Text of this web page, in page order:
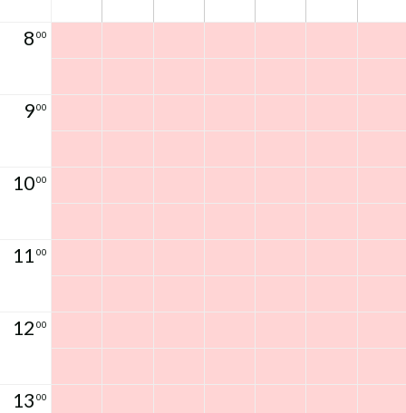
8 00
900
1000
11 00
12 00
13 00